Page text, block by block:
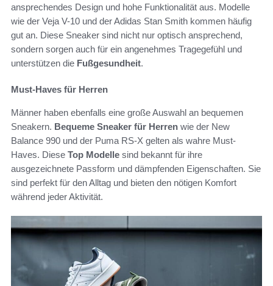
ansprechendes Design und hohe Funktionalität aus. Modelle
wie der Veja V-10 und der Adidas Stan Smith kommen häufig
gut an. Diese Sneaker sind nicht nur optisch ansprechend,
sondern sorgen auch für ein angenehmes Tragegefühl und
unterstützen die Fußgesundheit.
Must-Haves für Herren
Männer haben ebenfalls eine große Auswahl an bequemen
Sneakern. Bequeme Sneaker für Herren wie der New
Balance 990 und der Puma RS-X gelten als wahre Must-
Haves. Diese Top Modelle sind bekannt für ihre
ausgezeichnete Passform und dämpfenden Eigenschaften. Sie
sind perfekt für den Alltag und bieten den nötigen Komfort
während jeder Aktivität.